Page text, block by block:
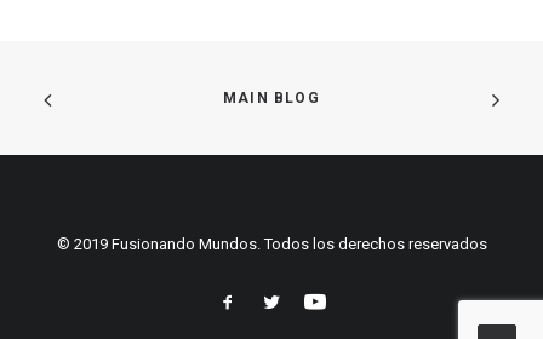
MAIN BLOG
© 2019 Fusionando Mundos. Todos los derechos reservados